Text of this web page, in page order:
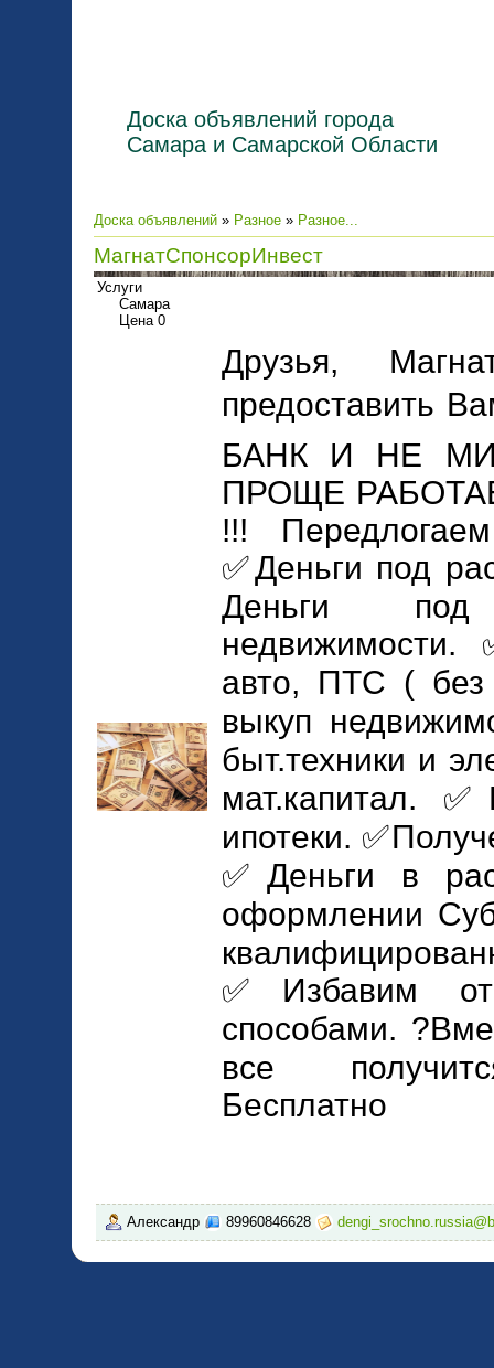
Доска объявлений города
Самара и Самарской Области
Доска объявлений » Разное » Разное...
МагнатСпонсорИнвест
Услуги
Самара
Цена 0
Друзья,
предоставить
БАНК И НЕ
ПРОЩЕ
!!!
✅Деньги под
Деньги
авто, ПТС ( без
выкуп
быт.техники и
мат.капитал.
ипотеки.
✅Деньги в
оформлении
✅Избавим
способами.
все
Бесплатно
Александр 89960846628